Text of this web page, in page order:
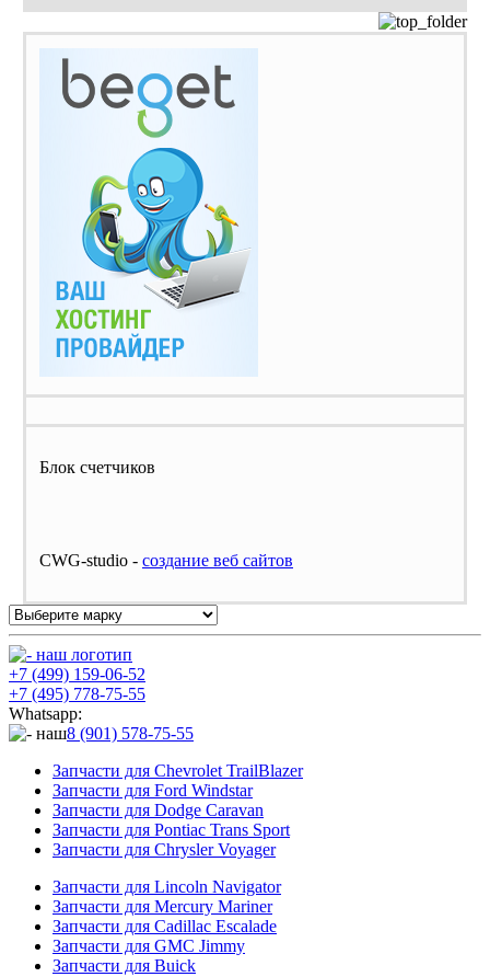
Блок счетчиков
CWG-studio - cоздание веб сайтов
+7 (499) 159-06-52
+7 (495) 778-75-55
Whatsapp:
8 (901) 578-75-55
Запчасти для Chevrolet TrailBlazer
Запчасти для Ford Windstar
Запчасти для Dodge Caravan
Запчасти для Pontiac Trans Sport
Запчасти для Chrysler Voyager
Запчасти для Lincoln Navigator
Запчасти для Mercury Mariner
Запчасти для Cadillac Escalade
Запчасти для GMC Jimmy
Запчасти для Buick